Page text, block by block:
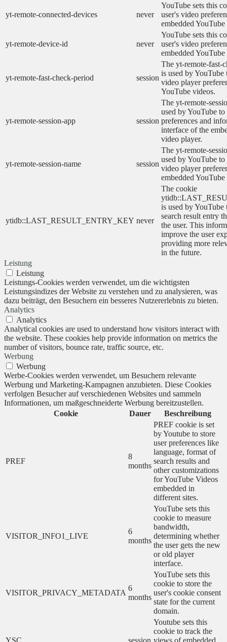
yt-remote-connected-devices never
YouTube sets this
user's video
embedded
yt-remote-device-id never
YouTube sets this
user's video
embedded
yt-remote-fast-check-period session
The yt-remote-fast-
is used by YouTube
video player
YouTube videos.
yt-remote-session-app session
The yt-remote-
used by YouTube to
preferences and
interface of the
video player.
yt-remote-session-name session
The yt-remote-
used by YouTube to
video player
embedded
ytidb::LAST_RESULT_ENTRY_KEY never
The cookie
is used by YouTube
search result entry
the user. This
improve the user
providing more
in the future.
Leistung
Leistung
Leistungs-Cookies werden verwendet, um die wichtigsten
Leistungsindizes der Website zu verstehen und zu analysieren, was
dazu beiträgt, den Besuchern ein besseres Nutzererlebnis zu bieten.
Analytics
Analytics
Analytical cookies are used to understand how visitors interact with
the website. These cookies help provide information on metrics the
number of visitors, bounce rate, traffic source, etc.
Werbung
Werbung
Werbe-Cookies werden verwendet, um Besuchern relevante
Werbung und Marketing-Kampagnen anzubieten. Diese Cookies
verfolgen Besucher auf verschiedenen Websites und sammeln
Informationen, um maßgeschneiderte Werbung bereitzustellen.
Cookie
Dauer Beschreibung
PREF
8
months
PREF cookie is set
by Youtube to store
user preferences like
language, format of
search results and
other customizations
for YouTube Videos
embedded in
different sites.
VISITOR_INFO1_LIVE
6
months
YouTube sets this
cookie to measure
bandwidth,
determining whether
the user gets the new
or old player
interface.
VISITOR_PRIVACY_METADATA
6
months
YouTube sets this
cookie to store the
user's cookie consent
state for the current
domain.
YSC session
Youtube sets this
cookie to track the
views of embedded